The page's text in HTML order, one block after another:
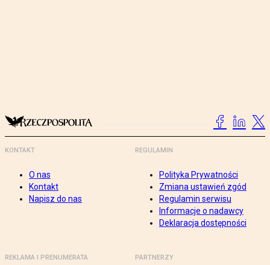
KONTAKT
O nas
Kontakt
Napisz do nas
REGULAMIN
Polityka Prywatności
Zmiana ustawień zgód
Regulamin serwisu
Informacje o nadawcy
Deklaracja dostępności
REKLAMA I PRENUMERATA PARTNERZY